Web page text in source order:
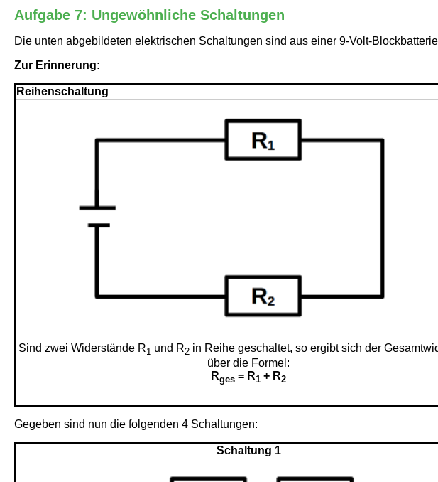
Aufgabe 7: Ungewöhnliche Schaltungen
Die unten abgebildeten elektrischen Schaltungen sind aus einer 9-Volt-
Zur Erinnerung:
Reihenschaltung
Sind zwei Widerstände R1 und R2 in Reihe geschaltet, so ergibt sich der
über die Formel:
Rges = R1 + R2
Gegeben sind nun die folgenden 4 Schaltungen:
Schaltung 1